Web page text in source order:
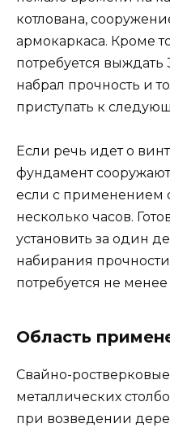
котлована,
армокаркаса. Кроме
потребуется выждать
набрал прочность и
приступать к
Если речь идет о
фундамент сооружают
если с применением
несколько часов.
установить за один
набирания
потребуется не
Область
Свайно-
металлических
при возведении